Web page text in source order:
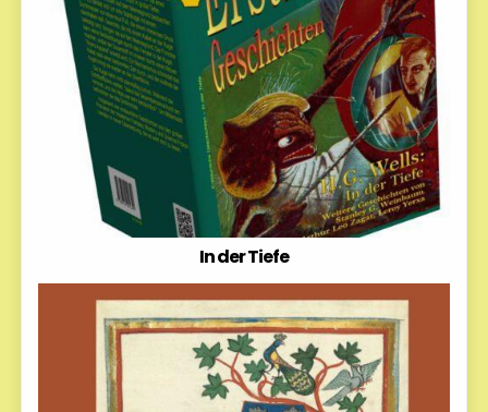
In der Tiefe